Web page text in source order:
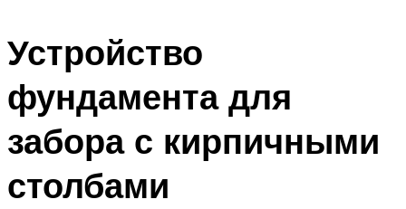
Устройство
фундамента для
забора с кирпичными
столбами